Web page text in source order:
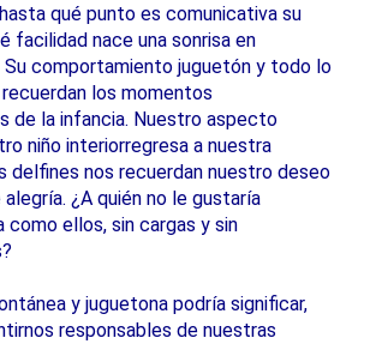
qué punto es comunicativa su
facilidad nace una sonrisa en
Su comportamiento juguetón y todo lo
los momentos
de la infancia. Nuestro aspecto
niño interiorregresa a nuestra
delfines nos recuerdan nuestro deseo
¿A quién no le gustaría
como ellos, sin cargas y sin
y juguetona podría significar,
responsables de nuestras